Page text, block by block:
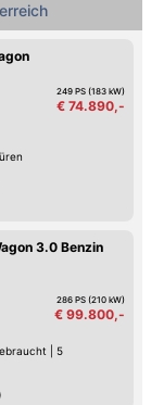
249 PS (183 kW)
€ 74.890,-
3.0 Benzin
286 PS (210 kW)
€ 99.800,-
5